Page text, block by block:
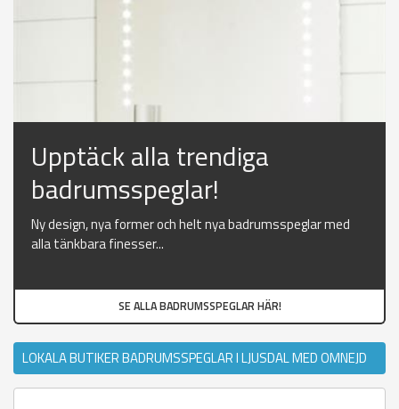
Upptäck alla trendiga
badrumsspeglar!
Ny design, nya former och helt nya badrumsspeglar med
alla tänkbara finesser...
SE ALLA BADRUMSSPEGLAR HÄR!
LOKALA BUTIKER BADRUMSSPEGLAR I LJUSDAL MED OMNEJD